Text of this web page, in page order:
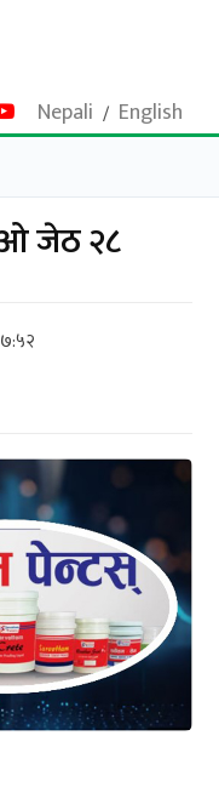
Nepali / English
जेठ २८